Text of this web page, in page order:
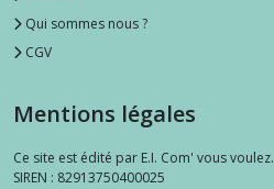
Qui sommes nous ?
CGV
Mentions légales
Ce site est édité par E.I. Com' vous voulez.
SIREN : 82913750400025